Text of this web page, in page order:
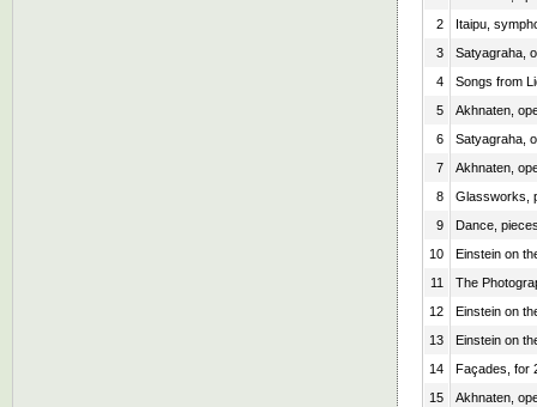
2
Itaipu,
3
Satyagraha,
4
Songs from
5
Akhnaten,
6
Satyagraha,
7
Akhnaten,
8
Glassworks,
9
Dance,
10
Einstein on
11
The
12
Einstein on
13
Einstein on
14
Façades, for
15
Akhnaten,